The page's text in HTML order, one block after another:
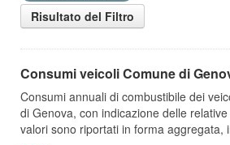
Risultato del Filtro
Consumi veicoli Comune di
Consumi annuali di combustibile dei
di Genova, con indicazione delle
valori sono riportati in forma aggregata,